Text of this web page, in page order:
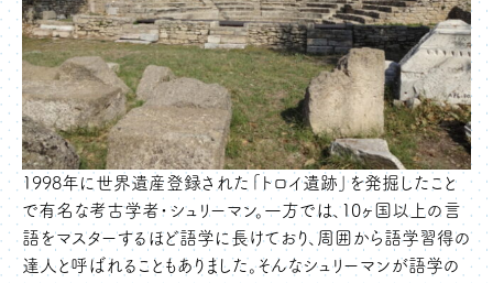
1998年に世界遺産登録された「トロイ遺跡」を発掘したこと
で有名な考古学者・シュリーマン。一方では、10ヶ国以上の言
語をマスターするほど語学に長けており、周囲から語学習得の
達人と呼ばれることもありました。そんなシュリーマンが語学の